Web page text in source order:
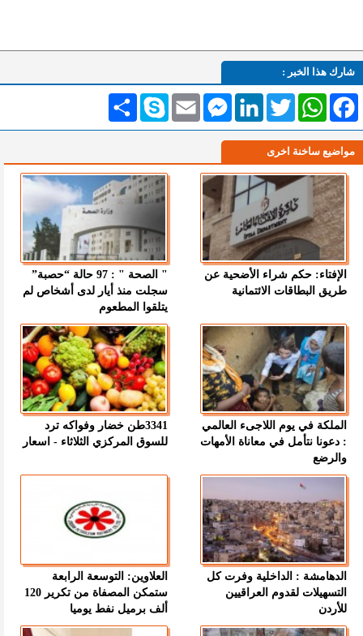
شارك هذا الخبر :
انشر Skype Email
MessengerLinkedInTwitterWhatsAppFacebook
مواضيع ساخنة اخرى
الإفتاء: حكم شراء الأضحية عن
طريق البطاقات الائتمانية
" الصحة " : 97 حالة “حصبة”
سجلت منذ أيار لدى أشخاص لم
يتلقوا المطعوم
الملكة في يوم اللاجىء العالمي
: دعونا نتأمل في معاناة الأمهات
والرضع
3341طن خضار وفواكه ترد
للسوق المركزي الثلاثاء - اسعار
الدهامشة : الداخلية وفرت كل
التسهيلات لقدوم العراقيين
للأردن
العلاوين: التوسعة الرابعة
ستمكن المصفاة من تكرير 120
ألف برميل نفط يوميا